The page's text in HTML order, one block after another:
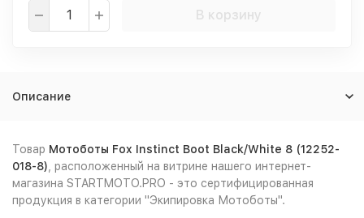
В корзину
Описание
Товар Мотоботы Fox Instinct Boot Black/White 8 (12252-
018-8) , расположенный на витрине нашего интернет-
магазина STARTMOTO.PRO - это сертифицированная
продукция в категории "Экипировка Мотоботы".